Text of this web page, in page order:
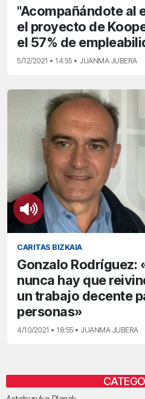
"Acompañándote al
el proyecto de
el 57% de
5/12/2021 • 14:55 • JUANMA JUBERA
CARITAS BIZKAIA
Gonzalo Rodríguez:
nunca hay que
un trabajo decente
personas»
4/10/2021 • 18:55 • JUANMA JUBERA